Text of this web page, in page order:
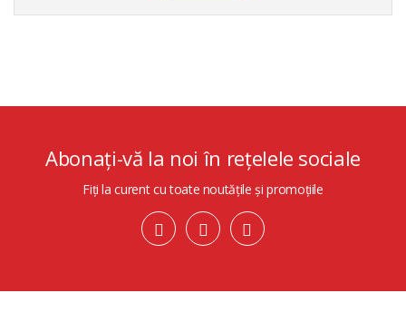
Abonați-vă la noi în rețelele sociale
Fiți la curent cu toate noutățile și promoțiile